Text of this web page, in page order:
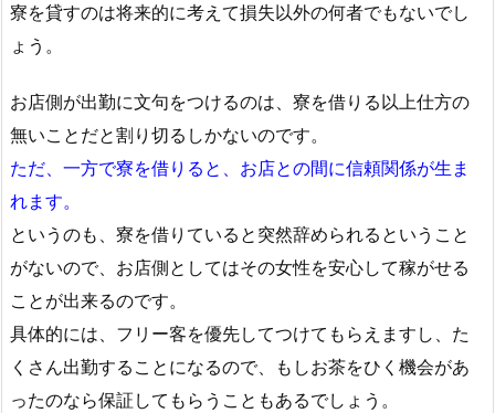
寮を貸すのは将来的に考えて損失以外の何者でもないでし
ょう。
お店側が出勤に文句をつけるのは、寮を借りる以上仕方の
無いことだと割り切るしかないのです。
ただ、一方で寮を借りると、お店との間に信頼関係が生ま
れます。
というのも、寮を借りていると突然辞められるということ
がないので、お店側としてはその女性を安心して稼がせる
ことが出来るのです。
具体的には、フリー客を優先してつけてもらえますし、た
くさん出勤することになるので、もしお茶をひく機会があ
ったのなら保証してもらうこともあるでしょう。